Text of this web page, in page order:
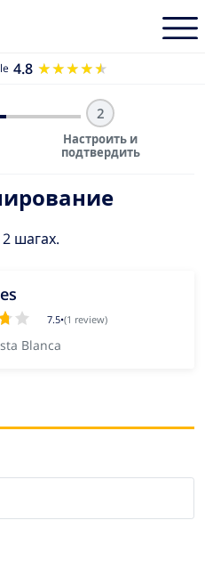
4.8 ★★★★★
★★★★★
2
Настроить и
подтвердить
шагах.
7.5•(1 review)
Blanca